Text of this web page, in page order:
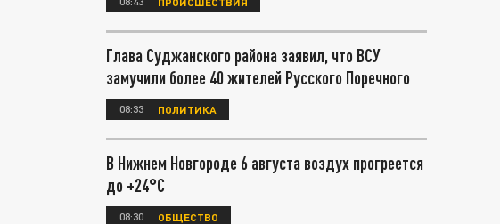
Глава Суджанского района заявил, что ВСУ
замучили более 40 жителей Русского Поречного
08:33 ПОЛИТИКА
В Нижнем Новгороде 6 августа воздух прогреется
до +24°С
08:30 ОБЩЕСТВО